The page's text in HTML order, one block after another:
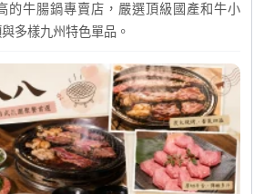
的牛腸鍋專賣店，嚴選頂級國產和牛小
多樣九州特色單品。